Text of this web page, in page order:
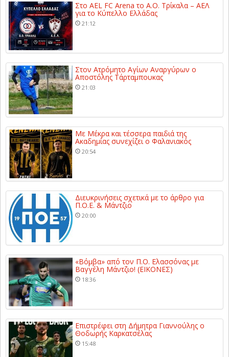
Στο AEL FC Arena το Α.Ο. Τρίκαλα – ΑΕΛ
για το Κύπελλο Ελλάδας
21:12
Στον Ατρόμητο Αγίων Αναργύρων ο
Αποστόλης Τάρταμπουκας
21:03
Με Μέκρα και τέσσερα παιδιά της
Ακαδημίας συνεχίζει ο Φαλανιακός
20:54
Διευκρινήσεις σχετικά με το άρθρο για
Π.Ο.Ε. & Μάντζιο
20:00
«Βόμβα» από τον Π.Ο. Ελασσόνας με
Βαγγέλη Μάντζιο! (ΕΙΚΟΝΕΣ)
18:36
Επιστρέφει στη Δήμητρα Γιαννούλης ο
Θοδωρής Καρκατσέλας
15:48